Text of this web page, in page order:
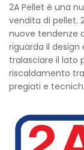
2A Pellet è una
vendita di pellet.
nuove tendenze
riguarda il
tralasciare il lato
riscaldamento
pregiati e